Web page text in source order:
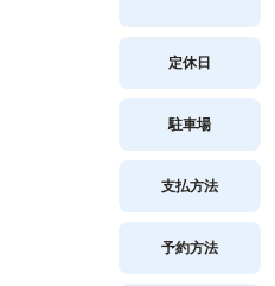
定休日
駐車場
支払方法
予約方法